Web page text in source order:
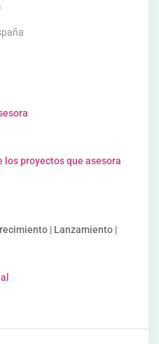
los proyectos que asesora
| Lanzamiento |